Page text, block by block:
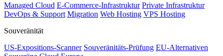
Managed Cloud E-Commerce-Infrastruktur Private Infrastruktur
DevOps & Support Migration Web Hosting VPS Hosting
Souveränität
US-Expositions-Scanner Souveränitäts-Prüfung EU-Alternativen